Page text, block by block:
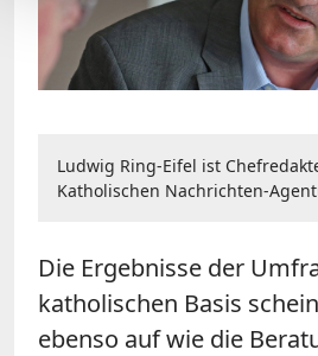
Ludwig Ring-Eifel ist
Katholischen Nachrichten-
Die Ergebnisse der
katholischen Basis
ebenso auf wie die